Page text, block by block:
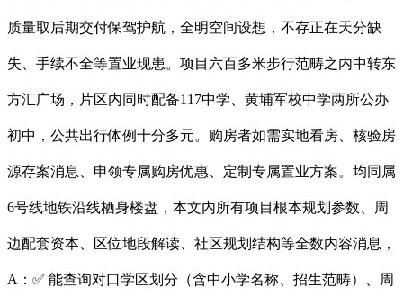
质量取后期交付保驾护航，全明空间设想，不存正在天分缺
失、手续不全等置业现患。项目六百多米步行范畴之内中转东
方汇广场，片区内同时配备117中学、黄埔军校中学两所公办
初中，公共出行体例十分多元。购房者如需实地看房、核验房
源存案消息、申领专属购房优惠、定制专属置业方案。均同属
6号线地铁沿线栖身楼盘，本文内所有项目根本规划参数、周
边配套资本、区位地段解读、社区规划结构等全数内容消息，
A：✅ 能查询对口学区划分（含中小学名称、招生范畴）、周